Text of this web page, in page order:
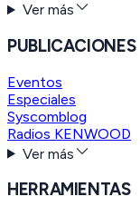
Ver más
PUBLICACIONES
Eventos
Especiales
Syscomblog
Radios KENWOOD
Ver más
HERRAMIENTAS